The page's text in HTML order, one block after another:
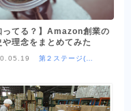
ってる？】Amazon創業の
や理念をまとめてみた
第２ステージ(OE